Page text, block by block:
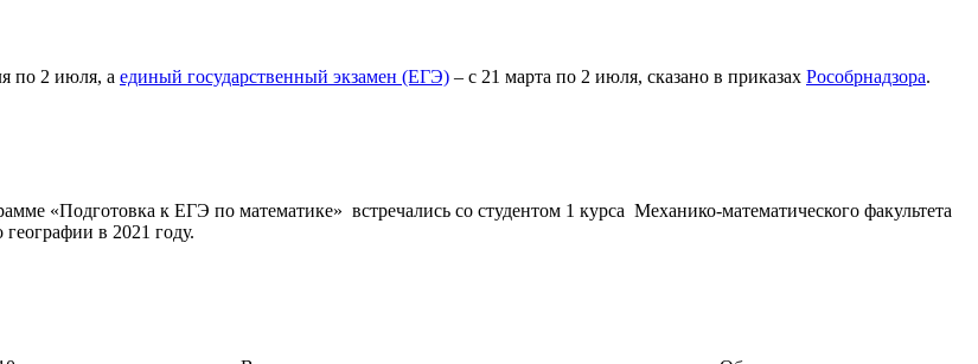
по 2 июля, а единый государственный экзамен (ЕГЭ) – с 21 марта по 2 июля, сказано в приказах Рособрнадзора.
«Подготовка к ЕГЭ по математике» встречались со студентом 1 курса Механико-математического факультета
в 2021 году.